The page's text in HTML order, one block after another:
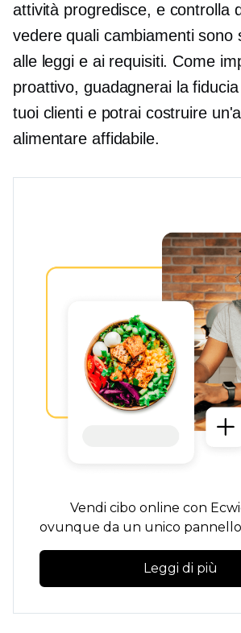
attività progredisce, e controlla
vedere quali cambiamenti sono
alle leggi e ai requisiti. Come
proattivo, guadagnerai la
tuoi clienti e potrai costruire
alimentare affidabile.
Vendi cibo online con
ovunque da un unico
Leggi di più